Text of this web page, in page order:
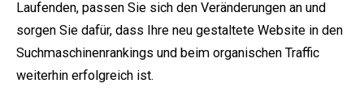
Laufenden, passen Sie sich den Veränderungen an und
sorgen Sie dafür, dass Ihre neu gestaltete Website in den
Suchmaschinenrankings und beim organischen Traffic
weiterhin erfolgreich ist.